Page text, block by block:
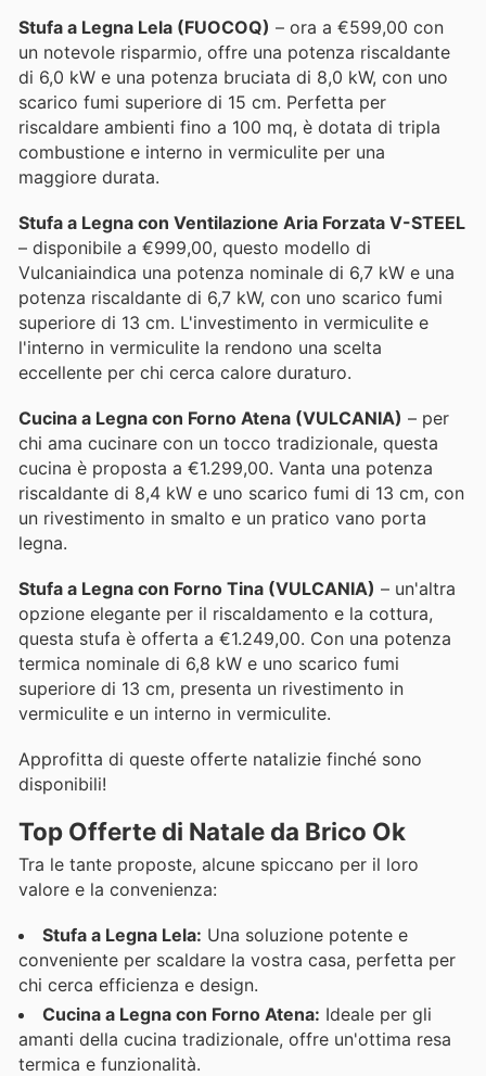
Stufa a Legna Lela (FUOCOQ) – ora a €599,00 con
un notevole risparmio, offre una potenza riscaldante
di 6,0 kW e una potenza bruciata di 8,0 kW, con uno
scarico fumi superiore di 15 cm. Perfetta per
riscaldare ambienti fino a 100 mq, è dotata di tripla
combustione e interno in vermiculite per una
maggiore durata.
Stufa a Legna con Ventilazione Aria Forzata V-STEEL
– disponibile a €999,00, questo modello di
Vulcaniaindica una potenza nominale di 6,7 kW e una
potenza riscaldante di 6,7 kW, con uno scarico fumi
superiore di 13 cm. L'investimento in vermiculite e
l'interno in vermiculite la rendono una scelta
eccellente per chi cerca calore duraturo.
Cucina a Legna con Forno Atena (VULCANIA) – per
chi ama cucinare con un tocco tradizionale, questa
cucina è proposta a €1.299,00. Vanta una potenza
riscaldante di 8,4 kW e uno scarico fumi di 13 cm, con
un rivestimento in smalto e un pratico vano porta
legna.
Stufa a Legna con Forno Tina (VULCANIA) – un'altra
opzione elegante per il riscaldamento e la cottura,
questa stufa è offerta a €1.249,00. Con una potenza
termica nominale di 6,8 kW e uno scarico fumi
superiore di 13 cm, presenta un rivestimento in
vermiculite e un interno in vermiculite.
Approfitta di queste offerte natalizie finché sono
disponibili!
Top Offerte di Natale da Brico Ok
Tra le tante proposte, alcune spiccano per il loro
valore e la convenienza:
Stufa a Legna Lela: Una soluzione potente e
conveniente per scaldare la vostra casa, perfetta per
chi cerca efficienza e design.
Cucina a Legna con Forno Atena: Ideale per gli
amanti della cucina tradizionale, offre un'ottima resa
termica e funzionalità.